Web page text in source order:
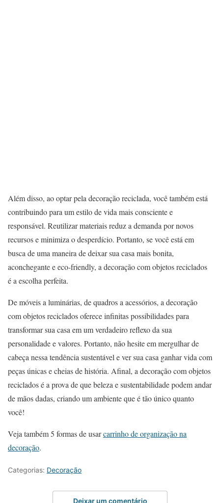
Além disso, ao optar pela decoração reciclada, você também está
contribuindo para um estilo de vida mais consciente e
responsável. Reutilizar materiais reduz a demanda por novos
recursos e minimiza o desperdício. Portanto, se você está em
busca de uma maneira de deixar sua casa mais bonita,
aconchegante e eco-friendly, a decoração com objetos reciclados
é a escolha perfeita.
De móveis a luminárias, de quadros a acessórios, a decoração
com objetos reciclados oferece infinitas possibilidades para
transformar sua casa em um verdadeiro reflexo da sua
personalidade e valores. Portanto, não hesite em mergulhar de
cabeça nessa tendência sustentável e ver sua casa ganhar vida com
peças únicas e cheias de história. Afinal, a decoração com objetos
reciclados é a prova de que beleza e sustentabilidade podem andar
de mãos dadas, criando um ambiente que é tão único quanto
você!
Veja também 5 formas de usarcarrinho de organização na
decoração.
Categorias: Decoração
Deixar um comentário